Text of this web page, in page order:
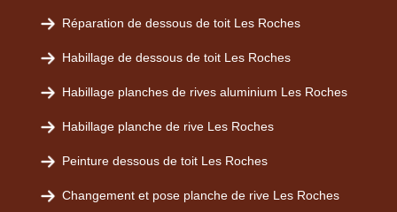
Réparation de dessous de toit Les Roches
Habillage de dessous de toit Les Roches
Habillage planches de rives aluminium Les Roches
Habillage planche de rive Les Roches
Peinture dessous de toit Les Roches
Changement et pose planche de rive Les Roches